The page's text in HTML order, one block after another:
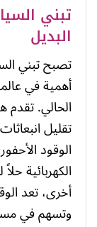
تبني
البديل
تصبح تبني
أهمية في
الحالي. تقدم
تقليل
الوقود
الكهربائية
أخرى، تعد
وتسهم في